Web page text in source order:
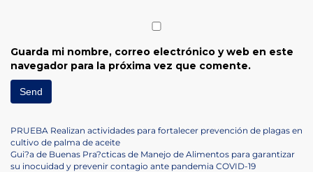
Guarda mi nombre, correo electrónico y web en este
navegador para la próxima vez que comente.
Navegación
de
Previous
Post
PRUEBA Realizan actividades para fortalecer prevención de plagas en
cultivo de palma de aceite
Next
Post
Gui?a de Buenas Pra?cticas de Manejo de Alimentos para garantizar
su inocuidad y prevenir contagio ante pandemia COVID-19